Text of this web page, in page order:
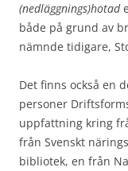
(nedläggnings)hotad
både på grund av
nämnde tidigare,
Det finns också en
personer
uppfattning kring
från Svenskt
bibliotek, en från